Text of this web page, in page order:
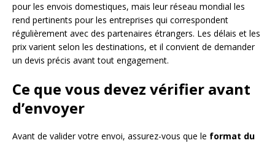
pour les envois domestiques, mais leur réseau mondial les
rend pertinents pour les entreprises qui correspondent
régulièrement avec des partenaires étrangers. Les délais et les
prix varient selon les destinations, et il convient de demander
un devis précis avant tout engagement.
Ce que vous devez vérifier avant
d’envoyer
Avant de valider votre envoi, assurez-vous que le format du